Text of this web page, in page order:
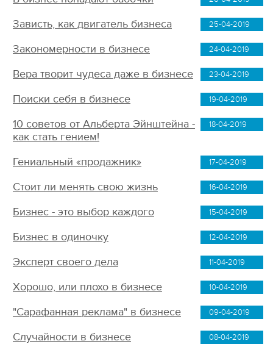
25-04-2019
Зависть, как двигатель бизнеса
24-04-2019
Закономерности в бизнесе
23-04-2019
Вера творит чудеса даже в бизнесе
19-04-2019
Поиски себя в бизнесе
18-04-2019
10 советов от Альберта Эйнштейна -
как стать гением!
17-04-2019
Гениальный «продажник»
16-04-2019
Стоит ли менять свою жизнь
15-04-2019
Бизнес - это выбор каждого
12-04-2019
Бизнес в одиночку
11-04-2019
Эксперт своего дела
10-04-2019
Хорошо, или плохо в бизнесе
09-04-2019
"Сарафанная реклама" в бизнесе
08-04-2019
Случайности в бизнесе